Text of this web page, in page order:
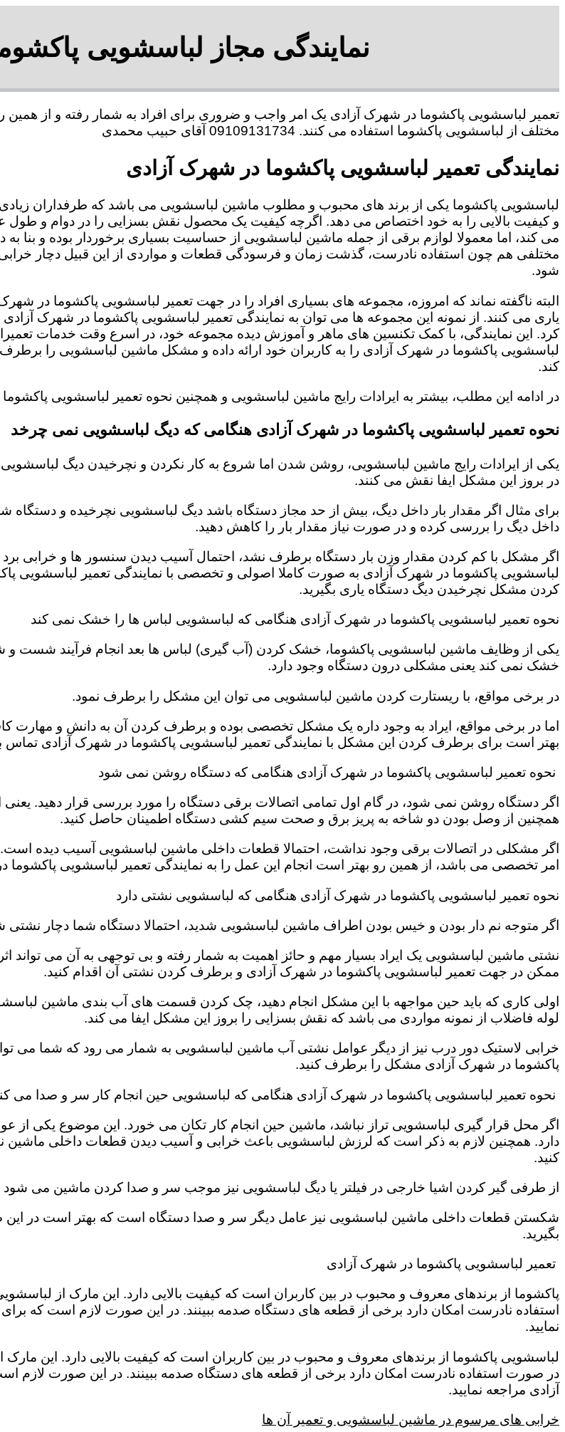
نمایندگی مجاز لباسشویی
تعمیر لباسشویی پاکشوما در شهرک آزادی یک امر واجب و ضروری برای افراد به شمار رفته و از
مختلف از لباسشویی پاکشوما استفاده می کنند. 09109131734 آقای حبیب محمدی
نمایندگی تعمیر لباسشویی پاکشوما در شهرک آزادی
لباسشویی پاکشوما یکی از برند های محبوب و مطلوب ماشین لباسشویی می باشد که طرفداران
و کیفیت بالایی را به خود اختصاص می دهد. اگرچه کیفیت یک محصول نقش بسزایی را در دوام و طول
می کند، اما معمولا لوازم برقی از جمله ماشین لباسشویی از حساسیت بسیاری برخوردار بوده و بنا به
مختلفی هم چون استفاده نادرست، گذشت زمان و فرسودگی قطعات و مواردی از این قبیل دچار
شود.
البته ناگفته نماند که امروزه، مجموعه های بسیاری افراد را در جهت تعمیر لباسشویی پاکشوما در
یاری می کنند. از نمونه این مجموعه ها می توان به نمایندگی تعمیر لباسشویی پاکشوما در شهرک آزادی
کرد. این نمایندگی، با کمک تکنسین های ماهر و آموزش دیده مجموعه خود، در اسرع وقت خدمات
لباسشویی پاکشوما در شهرک آزادی را به کاربران خود ارائه داده و مشکل ماشین لباسشویی را
کند.
در ادامه این مطلب، بیشتر به ایرادات رایج ماشین لباسشویی و همچنین نحوه تعمیر لباسشویی
نحوه تعمیر لباسشویی پاکشوما در شهرک آزادی هنگامی که دیگ لباسشویی نمی چرخد
یکی از ایرادات رایج ماشین لباسشویی، روشن شدن اما شروع به کار نکردن و نچرخیدن دیگ
در بروز این مشکل ایفا نقش می کنند.
برای مثال اگر مقدار بار داخل دیگ، بیش از حد مجاز دستگاه باشد دیگ لباسشویی نچرخیده و دستگاه
داخل دیگ را بررسی کرده و در صورت نیاز مقدار بار را کاهش دهید‌.
اگر مشکل با کم کردن مقدار وزن بار دستگاه برطرف نشد، احتمال آسیب دیدن سنسور ها و خرابی برد
لباسشویی پاکشوما در شهرک آزادی به صورت کاملا اصولی و تخصصی با نمایندگی تعمیر لباسشویی
کردن مشکل نچرخیدن دیگ دستگاه یاری بگیرید.
نحوه تعمیر لباسشویی پاکشوما در شهرک آزادی هنگامی که لباسشویی لباس ها را خشک نمی کند
یکی از وظایف ماشین لباسشویی پاکشوما، خشک کردن (آب گیری) لباس ها بعد انجام فرآیند شست
خشک نمی کند یعنی مشکلی درون دستگاه وجود دارد.
در برخی مواقع، با ریستارت کردن ماشین لباسشویی می توان این مشکل را برطرف نمود.
اما در برخی مواقع، ایراد به وجود داره یک مشکل تخصصی بوده و برطرف کردن آن به دانش و مهارت
بهتر است برای برطرف کردن این مشکل با نمایندگی تعمیر لباسشویی پاکشوما در شهرک آزادی تماس
نحوه تعمیر لباسشویی پاکشوما در شهرک آزادی هنگامی که دستگاه روشن نمی شود
اگر دستگاه روشن نمی شود، در گام اول تمامی اتصالات برقی دستگاه را مورد بررسی قرار دهید.
همچنین از وصل بودن دو شاخه به پریز برق و صحت سیم کشی دستگاه اطمینان حاصل کنید.
اگر مشکلی در اتصالات برقی وجود نداشت، احتمالا قطعات داخلی ماشین لباسشویی آسیب دیده
امر تخصصی می باشد، از همین رو بهتر است انجام این عمل را به نمایندگی تعمیر لباسشویی پاکشوما
نحوه تعمیر لباسشویی پاکشوما در شهرک آزادی هنگامی که لباسشویی نشتی دارد
اگر متوجه نم دار بودن و خیس بودن اطراف ماشین لباسشویی شدید، احتمالا دستگاه شما دچار
نشتی ماشین لباسشویی یک ایراد بسیار مهم و حائز اهمیت به شمار رفته و بی توجهی به آن می تواند
ممکن در جهت تعمیر لباسشویی پاکشوما در شهرک آزادی و برطرف کردن نشتی آن اقدام کنید.
اولی کاری که باید حین مواجهه با این مشکل انجام دهید، چک کردن قسمت های آب بندی ماشین
لوله فاضلاب از نمونه مواردی می باشد که نقش بسزایی را بروز این مشکل ایفا می کند‌‌.
خرابی لاستیک دور درب نیز از دیگر عوامل نشتی آب ماشین لباسشویی به شمار می رود که شما می
پاکشوما در شهرک آزادی مشکل را برطرف کنید.
نحوه تعمیر لباسشویی پاکشوما در شهرک آزادی هنگامی که لباسشویی حین انجام کار سر و صدا می
اگر محل قرار گیری لباسشویی تراز نباشد، ماشین حین انجام کار تکان می خورد‌. این موضوع یکی
دارد. همچنین لازم به ذکر است که لرزش لباسشویی باعث خرابی و آسیب دیدن قطعات داخلی ماشین
کنید.
از طرفی گیر کردن اشیا خارجی در فیلتر یا دیگ لباسشویی نیز موجب سر و صدا کردن ماشین می شود
شکستن قطعات داخلی ماشین لباسشویی نیز عامل دیگر سر و صدا دستگاه است که بهتر است در این
بگیرید.
تعمیر لباسشویی پاکشوما در شهرک آزادی
پاکشوما از برندهای معروف و محبوب در بین کاربران است که کیفیت بالایی دارد. این مارک از
استفاده نادرست امکان دارد برخی از قطعه های دستگاه صدمه ببینند. در این صورت لازم است که
نمایید.
لباسشویی پاکشوما از برندهای معروف و محبوب در بین کاربران است که کیفیت بالایی دارد. این
در صورت استفاده نادرست امکان دارد برخی از قطعه های دستگاه صدمه ببینند. در این صورت لازم
آزادی مراجعه نمایید.
خرابی های مرسوم در ماشین لباسشویی و تعمیر آن ها